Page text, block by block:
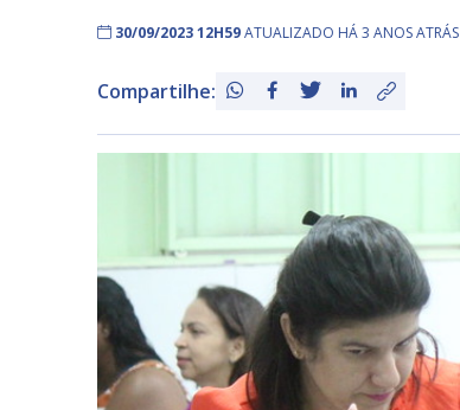
30/09/2023 12H59ATUALIZADO HÁ 3 ANOS ATRÁS
Compartilhe: